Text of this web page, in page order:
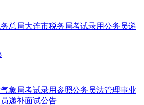
总局大连市税务局考试录用公务员递
象局考试录用参照公务员法管理事业
递补面试公告